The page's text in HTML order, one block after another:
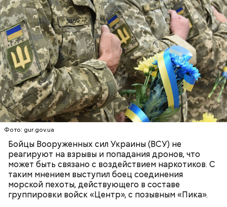
Фото: gur.gov.ua
Бойцы Вооруженных сил Украины (ВСУ) не
реагируют на взрывы и попадания дронов, что
может быть связано с воздействием наркотиков. С
таким мнением выступил боец соединения
морской пехоты, действующего в составе
группировки войск «Центр», с позывным «Пика».
День малины со сливками отмечается в США в
честь вкусового сочетания этой ягоды со сливками.
В этот праздник люди едят не только малину со
сливками, но и другие десерты на основе этих
двух ингредиентов. Их можно купить в магазине
или сделать самостоятельно вместе со своими
родными и близкими.
— Кабачки нужно натереть длинными слайсами
(это можно сделать на специальной терке),
похожими на спагетти, и уложить в противень.
Дальше нужно добавить немного растительного
масла, соль, а сверху бросить хаотично
порезанную брынзу. Затем добавляются помидоры
черри или грунтовые, — рассказал шеф-повар.
— Там может содержаться огромное количество
нитратов, которое вызовет головокружение,
гипоксию и ухудшение физического состояния, —
предостерегла Соломатина.